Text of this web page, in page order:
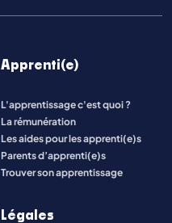
Apprenti(e)
L'apprentissage c'est quoi ?
La rémunération
Les aides pour les apprenti(e)s
Parents d’apprenti(e)s
Trouver son apprentissage
Légales